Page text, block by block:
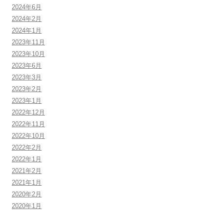
2024年6月
2024年2月
2024年1月
2023年11月
2023年10月
2023年6月
2023年3月
2023年2月
2023年1月
2022年12月
2022年11月
2022年10月
2022年2月
2022年1月
2021年2月
2021年1月
2020年2月
2020年1月